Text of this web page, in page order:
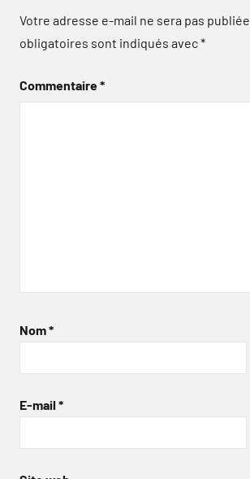
Votre adresse e-mail ne sera pas publiée.
obligatoires sont indiqués avec*
Commentaire*
Nom*
E-mail *